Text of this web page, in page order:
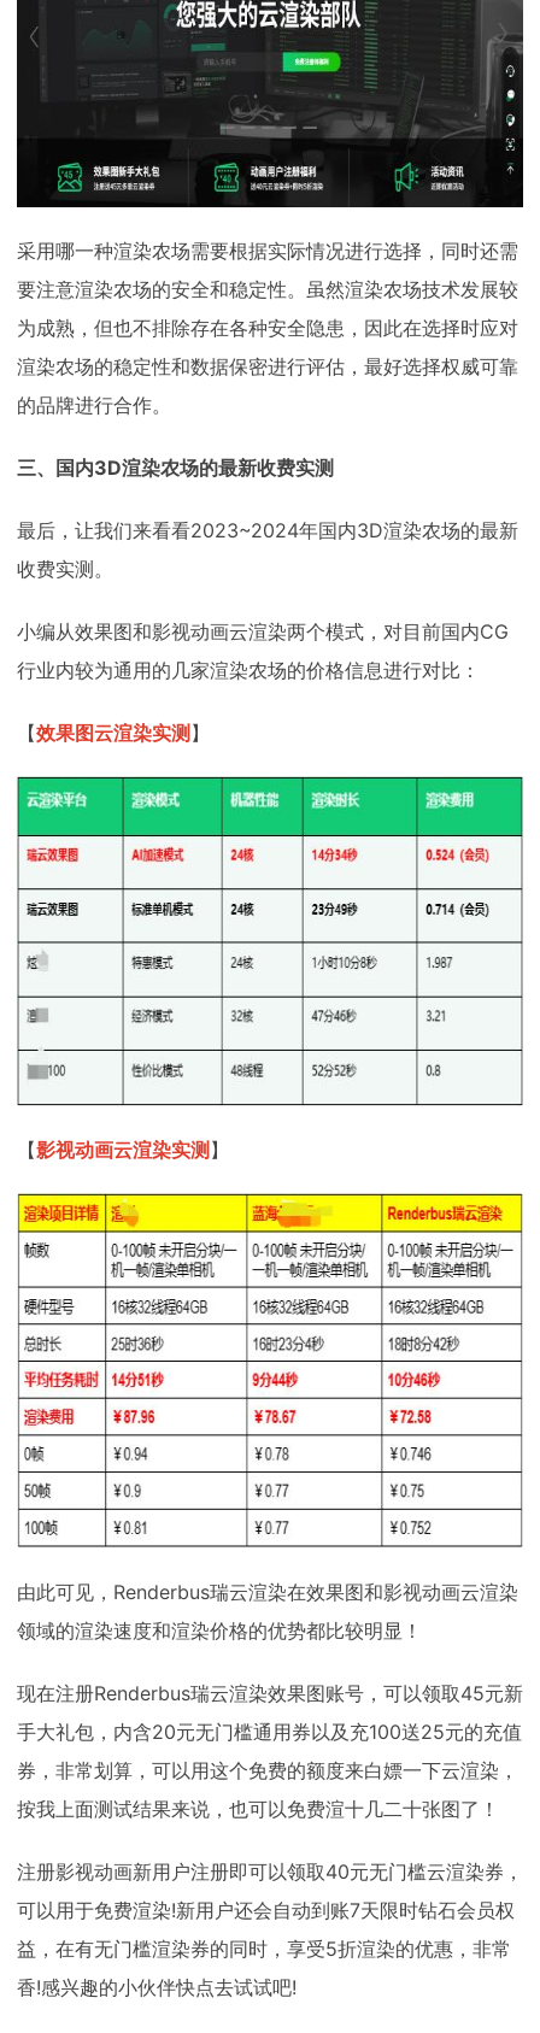
采用哪一种渲染农场需要根据实际情况进行选择，同时还需
要注意渲染农场的安全和稳定性。虽然渲染农场技术发展较
为成熟，但也不排除存在各种安全隐患，因此在选择时应对
渲染农场的稳定性和数据保密进行评估，最好选择权威可靠
的品牌进行合作。
三、国内3D渲染农场的最新收费实测
最后，让我们来看看2023~2024年国内3D渲染农场的最新
收费实测。
小编从效果图和影视动画云渲染两个模式，对目前国内CG
行业内较为通用的几家渲染农场的价格信息进行对比：
【效果图云渲染实测 】
【影视动画云渲染实测 】
由此可见，Renderbus瑞云渲染在效果图和影视动画云渲染
领域的渲染速度和渲染价格的优势都比较明显！
现在注册Renderbus瑞云渲染效果图账号，可以领取45元新
手大礼包，内含20元无门槛通用券以及充100送25元的充值
券，非常划算，可以用这个免费的额度来白嫖一下云渲染，
按我上面测试结果来说，也可以免费渲十几二十张图了！
注册影视动画新用户注册即可以领取40元无门槛云渲染券，
可以用于免费渲染!新用户还会自动到账7天限时钻石会员权
益，在有无门槛渲染券的同时，享受5折渲染的优惠，非常
香!感兴趣的小伙伴快点去试试吧!